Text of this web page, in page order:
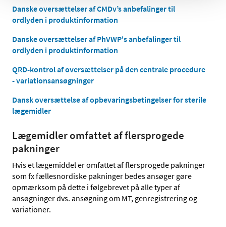
Danske oversættelser af CMDv’s anbefalinger til
ordlyden i produktinformation
Danske oversættelser af PhVWP's anbefalinger til
ordlyden i produktinformation
QRD-kontrol af oversættelser på den centrale procedure
- variationsansøgninger
Dansk oversættelse af opbevaringsbetingelser for sterile
lægemidler
Lægemidler omfattet af flersprogede
pakninger
Hvis et lægemiddel er omfattet af flersprogede pakninger
som fx fællesnordiske pakninger bedes ansøger gøre
opmærksom på dette i følgebrevet på alle typer af
ansøgninger dvs. ansøgning om MT, genregistrering og
variationer.